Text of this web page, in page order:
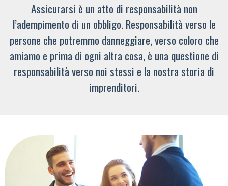
Assicurarsi è un atto di responsabilità non
l’adempimento di un obbligo. Responsabilità verso le
persone che potremmo danneggiare, verso coloro che
amiamo e prima di ogni altra cosa, è una questione di
responsabilità verso noi stessi e la nostra storia di
imprenditori.